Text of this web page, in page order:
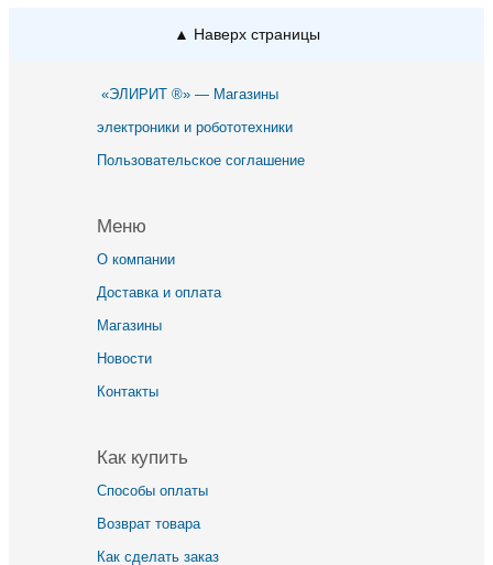
▲ Наверх страницы
«ЭЛИРИТ ®» — Магазины
электроники и робототехники
Пользовательское соглашение
Меню
О компании
Доставка и оплата
Магазины
Новости
Контакты
Как купить
Способы оплаты
Возврат товара
Как сделать заказ